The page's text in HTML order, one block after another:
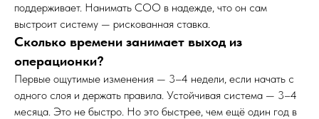
поддерживает. Нанимать COO в надежде, что он сам
выстроит систему — рискованная ставка.
Сколько времени занимает выход из
операционки?
Первые ощутимые изменения — 3–4 недели, если начать с
одного слоя и держать правила. Устойчивая система — 3–4
месяца. Это не быстро. Но это быстрее, чем ещё один год в